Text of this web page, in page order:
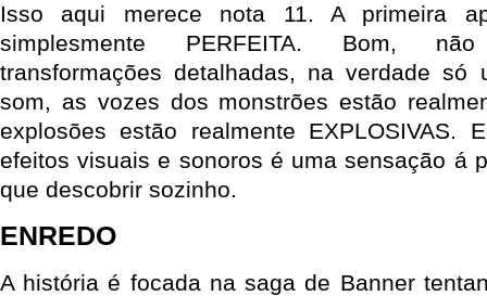
Isso aqui merece nota 11. A primeira
simplesmente PERFEITA. Bom,
transformações detalhadas, na verdade só
som, as vozes dos monstrões estão
explosões estão realmente EXPLOSIVAS.
efeitos visuais e sonoros é uma sensação á
que descobrir sozinho.
ENREDO
A história é focada na saga de Banner